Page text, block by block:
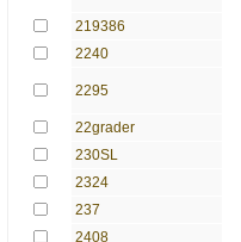
219386
2240
2295
22grader
230SL
2324
237
2408